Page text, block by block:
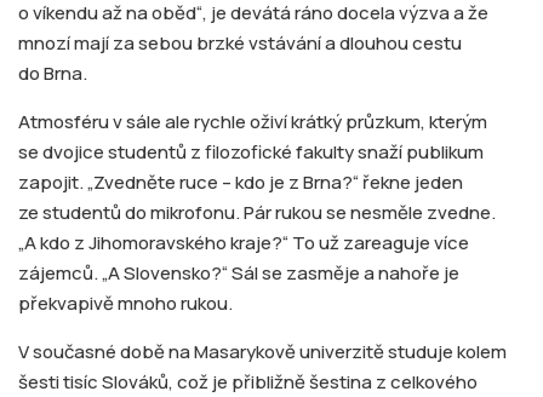
o víkendu až na oběd“, je devátá ráno docela výzva a že
mnozí mají za sebou brzké vstávání a dlouhou cestu
do Brna.
Atmosféru v sále ale rychle oživí krátký průzkum, kterým
se dvojice studentů z filozofické fakulty snaží publikum
zapojit. „Zvedněte ruce – kdo je z Brna?“ řekne jeden
ze studentů do mikrofonu. Pár rukou se nesměle zvedne.
„A kdo z Jihomoravského kraje?“ To už zareaguje více
zájemců. „A Slovensko?“ Sál se zasměje a nahoře je
překvapivě mnoho rukou.
V současné době na Masarykově univerzitě studuje kolem
šesti tisíc Slováků, což je přibližně šestina z celkového